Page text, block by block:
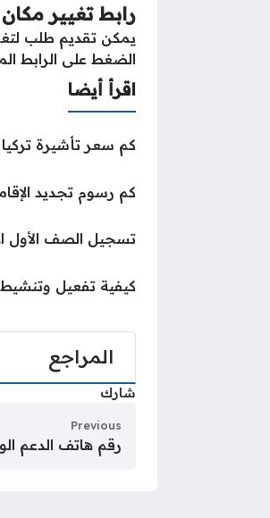
رابط تغيير
يمكن تقديم طلب
الضغط على الرابط
اقرأ أيضا
كم سعر تأشيرة تركيا
كم رسوم تجديد
تسجيل الصف الأول
كيفية تفعيل
المراجع
شارك
Previous
رقم هاتف الدعم